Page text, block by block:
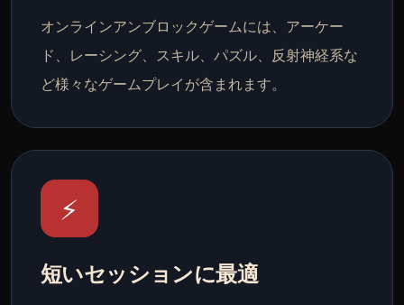
オンラインアンブロックゲームには、アーケー
ド、レーシング、スキル、パズル、反射神経系な
ど様々なゲームプレイが含まれます。
⚡
短いセッションに最適